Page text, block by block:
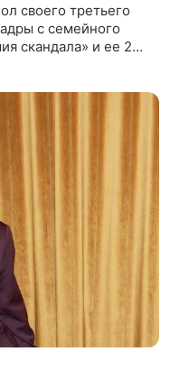
своего третьего
с семейного
скандала» и ее 29-